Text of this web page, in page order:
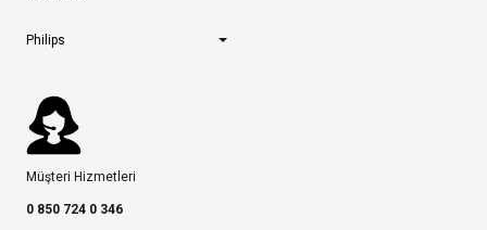
Philips
Müşteri Hizmetleri
0 850 724 0 346